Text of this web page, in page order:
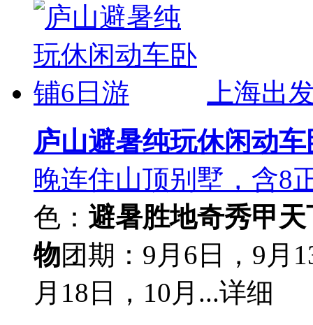
上海出
庐山避暑纯玩休闲动
晚连住山顶别墅，含8
色： 避暑胜地奇秀甲天
物团期：9月6日，9月
月18日，10月...详细